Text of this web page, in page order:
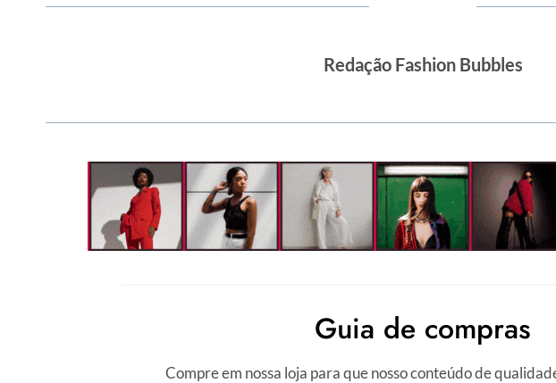
Redação Fashion Bubbles
Guia de compras
Compre em nossa loja para que nosso conteúdo de